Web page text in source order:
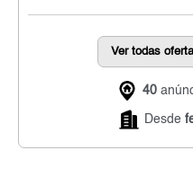
Ver todas
40
Desde